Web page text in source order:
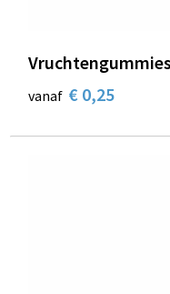
vanaf € 0,25